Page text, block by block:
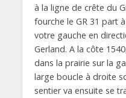
à la ligne de crête du
fourche le GR 31 part
votre gauche en
Gerland. A la côte
dans la prairie sur la
large boucle à droite
sentier va ensuite se